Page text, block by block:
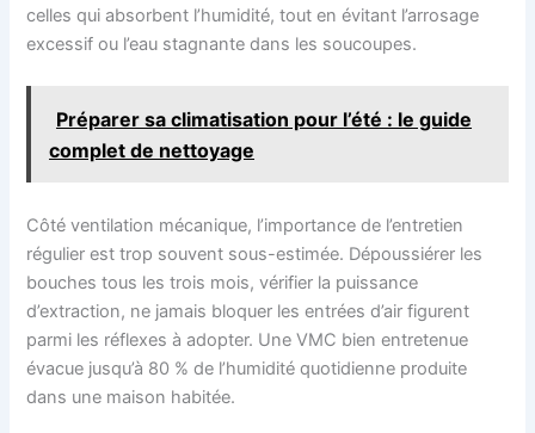
celles qui absorbent l’humidité, tout en évitant l’arrosage
excessif ou l’eau stagnante dans les soucoupes.
Préparer sa climatisation pour l’été : le guide
complet de nettoyage
Côté ventilation mécanique, l’importance de l’entretien
régulier est trop souvent sous-estimée. Dépoussiérer les
bouches tous les trois mois, vérifier la puissance
d’extraction, ne jamais bloquer les entrées d’air figurent
parmi les réflexes à adopter. Une VMC bien entretenue
évacue jusqu’à 80 % de l’humidité quotidienne produite
dans une maison habitée.